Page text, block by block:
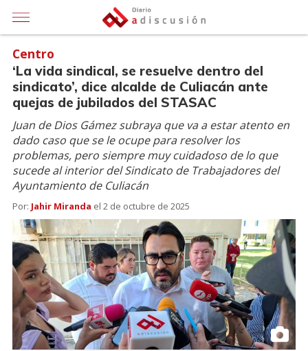
Centro
‘La vida sindical, se resuelve dentro del
sindicato’, dice alcalde de Culiacán ante
quejas de jubilados del STASAC
Juan de Dios Gámez subraya que va a estar atento en
dado caso que se le ocupe para resolver los
problemas, pero siempre muy cuidadoso de lo que
sucede al interior del Sindicato de Trabajadores del
Ayuntamiento de Culiacán
Por: Jahir Miranda el 2 de octubre de 2025